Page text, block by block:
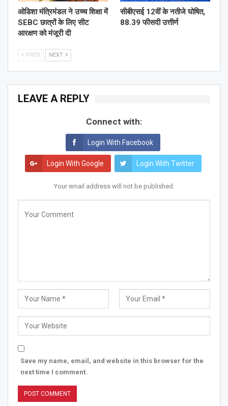
ओडिशा मंत्रिमंडल ने उच्च शिक्षा में
SEBC छात्रों के लिए सीट
आरक्षण को मंजूरी दी
सीबीएसई 12वीं के नतीजे घोषित,
88.39 फीसदी उत्तीर्ण
PREV NEXT
LEAVE A REPLY
Connect with:
Login With Facebook
Login With Google Login With Twitter
Your email address will not be published.
Save my name, email, and website in this browser for the
next time I comment.